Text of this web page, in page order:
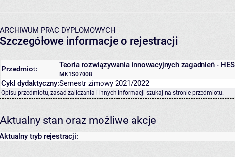
ARCHIWUM PRAC DYPLOMOWYCH
Szczegółowe informacje o rejestracji
Przedmiot: Teoria rozwiązywania innowacyjnych zagadnień - HES
MK1S07008
Cykl dydaktyczny:Semestr zimowy 2021/2022
Opisu przedmiotu, zasad zaliczania i innych informacji szukaj na stronie przedmiotu.
Aktualny stan oraz możliwe akcje
Aktualny tryb rejestracji: